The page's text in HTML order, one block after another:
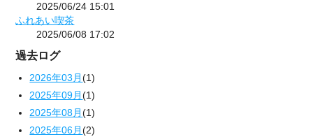
2025/06/24 15:01
ふれあい喫茶
2025/06/08 17:02
過去ログ
2026年03月(1)
2025年09月(1)
2025年08月(1)
2025年06月(2)